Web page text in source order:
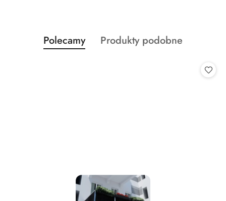
Pomiń karuzelę produktów
Produkty
o
Polecamy
Produkty
Produkty podobne